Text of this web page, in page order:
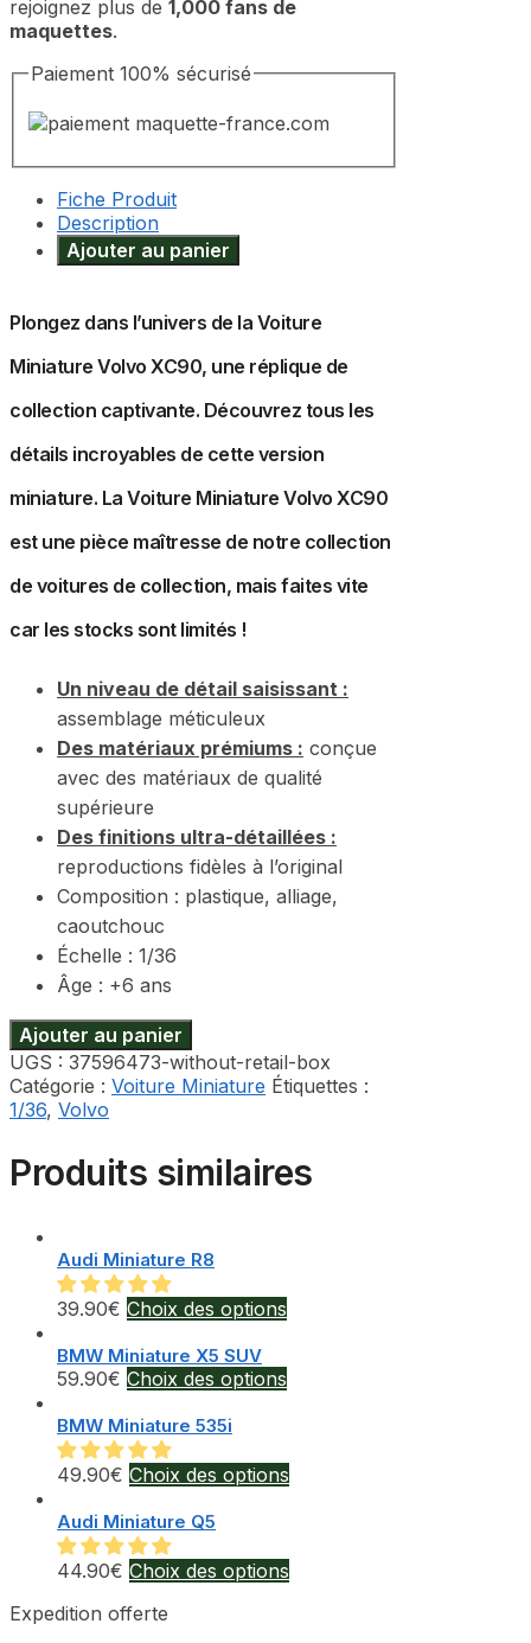
rejoignez plus de 1,000 fans de
maquettes.
Paiement 100% sécurisé
Fiche Produit
Description
Ajouter au panier
Plongez dans l’univers de la Voiture
Miniature Volvo XC90, une réplique de
collection captivante. Découvrez tous les
détails incroyables de cette version
miniature. La Voiture Miniature Volvo XC90
est une pièce maîtresse de notre collection
de voitures de collection, mais faites vite
car les stocks sont limités !
Un niveau de détail saisissant :
assemblage méticuleux
Des matériaux prémiums : conçue
avec des matériaux de qualité
supérieure
Des finitions ultra-détaillées :
reproductions fidèles à l’original
Composition : plastique, alliage,
caoutchouc
Échelle : 1/36
Âge : +6 ans
Ajouter au panier
UGS : 37596473-without-retail-box
Catégorie : Voiture Miniature Étiquettes :
1/36, Volvo
Produits similaires
Audi Miniature R8
39.90€ Choix des options
peuvent
la
BMW Miniature X5 SUV
59.90€ Choix des options
variations.
être
BMW Miniature 535i
49.90€ Choix des options
Audi Miniature Q5
44.90€ Choix des options
Expedition offerte